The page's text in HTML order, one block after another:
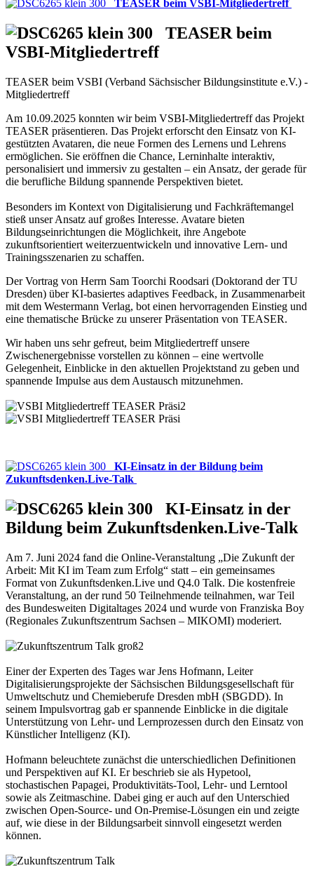
TEASER beim VSBI-Mitgliedertreff
TEASER beim
VSBI-Mitgliedertreff
TEASER beim VSBI (Verband Sächsischer Bildungsinstitute e.V.) -
Mitgliedertreff
Am 10.09.2025 konnten wir beim VSBI-Mitgliedertreff das Projekt
TEASER präsentieren. Das Projekt erforscht den Einsatz von KI-
gestützten Avataren, die neue Formen des Lernens und Lehrens
ermöglichen. Sie eröffnen die Chance, Lerninhalte interaktiv,
personalisiert und immersiv zu gestalten – ein Ansatz, der gerade für
die berufliche Bildung spannende Perspektiven bietet.
Besonders im Kontext von Digitalisierung und Fachkräftemangel
stieß unser Ansatz auf großes Interesse. Avatare bieten
Bildungseinrichtungen die Möglichkeit, ihre Angebote
zukunftsorientiert weiterzuentwickeln und innovative Lern- und
Trainingsszenarien zu schaffen.
Der Vortrag von Herrn Sam Toorchi Roodsari (Doktorand der TU
Dresden) über KI-basiertes adaptives Feedback, in Zusammenarbeit
mit dem Westermann Verlag, bot einen hervorragenden Einstieg und
eine thematische Brücke zu unserer Präsentation von TEASER.
Wir haben uns sehr gefreut, beim Mitgliedertreff unsere
Zwischenergebnisse vorstellen zu können – eine wertvolle
Gelegenheit, Einblicke in den aktuellen Projektstand zu geben und
spannende Impulse aus dem Austausch mitzunehmen.
KI-Einsatz in der Bildung beim
Zukunftsdenken.Live-Talk
KI-Einsatz in der
Bildung beim Zukunftsdenken.Live-Talk
Am 7. Juni 2024 fand die Online-Veranstaltung „Die Zukunft der
Arbeit: Mit KI im Team zum Erfolg“ statt – ein gemeinsames
Format von Zukunftsdenken.Live und Q4.0 Talk. Die kostenfreie
Veranstaltung, an der rund 50 Teilnehmende teilnahmen, war Teil
des Bundesweiten Digitaltages 2024 und wurde von Franziska Boy
(Regionales Zukunftszentrum Sachsen – MIKOMI) moderiert.
Einer der Experten des Tages war Jens Hofmann, Leiter
Digitalisierungsprojekte der Sächsischen Bildungsgesellschaft für
Umweltschutz und Chemieberufe Dresden mbH (SBGDD). In
seinem Impulsvortrag gab er spannende Einblicke in die digitale
Unterstützung von Lehr- und Lernprozessen durch den Einsatz von
Künstlicher Intelligenz (KI).
Hofmann beleuchtete zunächst die unterschiedlichen Definitionen
und Perspektiven auf KI. Er beschrieb sie als Hypetool,
stochastischen Papagei, Produktivitäts-Tool, Lehr- und Lerntool
sowie als Zeitmaschine. Dabei ging er auch auf den Unterschied
zwischen Open-Source- und On-Premise-Lösungen ein und zeigte
auf, wie diese in der Bildungsarbeit sinnvoll eingesetzt werden
können.